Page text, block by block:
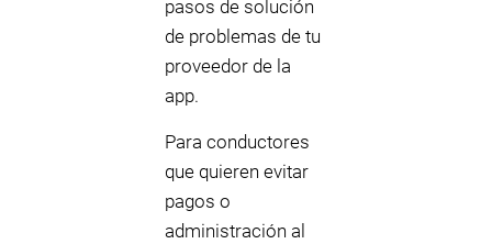
pasos de solución
de problemas de tu
proveedor de la
app.
Para conductores
que quieren evitar
pagos o
administración al